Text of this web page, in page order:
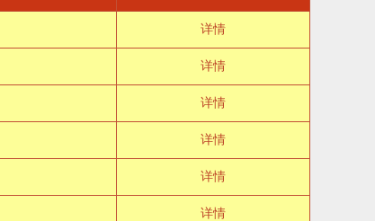
详情
详情
详情
详情
详情
详情